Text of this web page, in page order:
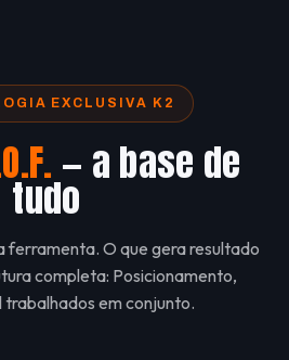
EXCLUSIVA K2
— a base de
tudo
ferramenta. O que gera resultado
completa: Posicionamento,
em conjunto.